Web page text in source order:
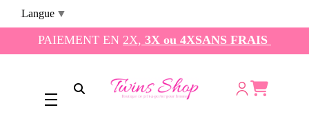
PAIEMENT EN 2X, 3X ou 4XSANS FRAIS
Ouvrir la recherche
Langue ▼